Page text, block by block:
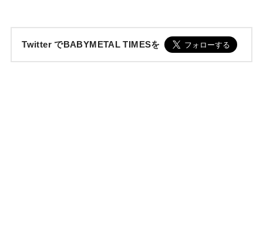
Twitter でBABYMETAL TIMESを